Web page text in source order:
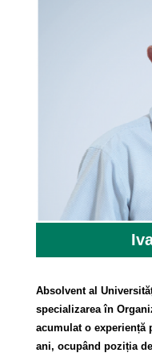
Absolvent al
specializarea în
acumulat o experiență
ani, ocupând poziția